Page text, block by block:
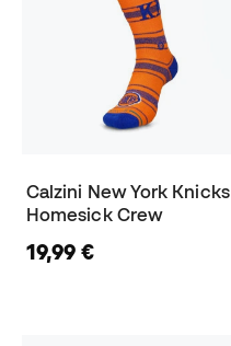
Calzini New York Knicks
Homesick Crew
19,99 €